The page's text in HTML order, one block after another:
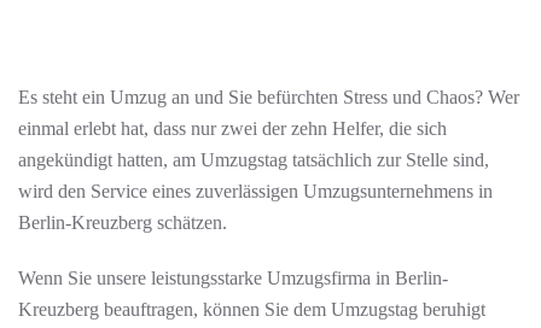
Es steht ein Umzug an und Sie befürchten Stress und Chaos? Wer
einmal erlebt hat, dass nur zwei der zehn Helfer, die sich
angekündigt hatten, am Umzugstag tatsächlich zur Stelle sind,
wird den Service eines zuverlässigen Umzugsunternehmens in
Berlin-Kreuzberg schätzen.
Wenn Sie unsere leistungsstarke Umzugsfirma in Berlin-
Kreuzberg beauftragen, können Sie dem Umzugstag beruhigt